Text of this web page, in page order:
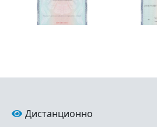
Дистанционно